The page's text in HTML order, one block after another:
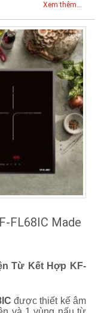
Xem thêm...
FL68IC Made
Từ Kết Hợp KF-
được thiết kế âm